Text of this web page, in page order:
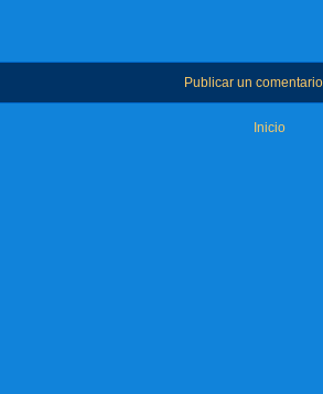
Publicar un comentario
Inicio